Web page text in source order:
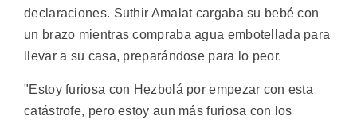
declaraciones. Suthir Amalat cargaba su bebé con
un brazo mientras compraba agua embotellada para
llevar a su casa, preparándose para lo peor.
"Estoy furiosa con Hezbolá por empezar con esta
catástrofe, pero estoy aun más furiosa con los